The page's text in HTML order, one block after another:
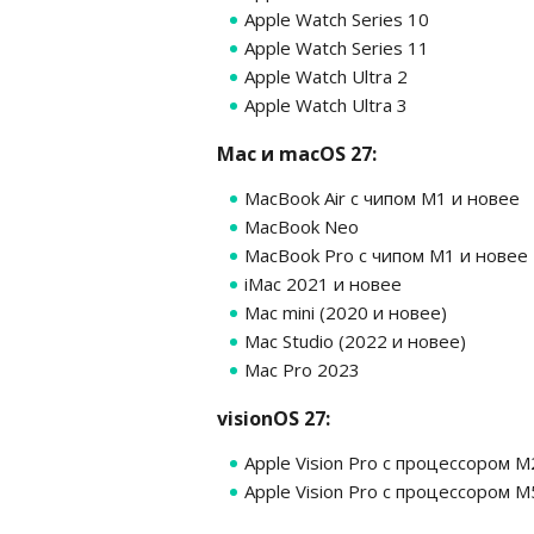
Apple Watch Series 10
Apple Watch Series 11
Apple Watch Ultra 2
Apple Watch Ultra 3
Mac и macOS 27:
MacBook Air с чипом М1 и новее
MacBook Neo
MacBook Pro с чипом М1 и новее
iMac 2021 и новее
Mac mini (2020 и новее)
Mac Studio (2022 и новее)
Mac Pro 2023
visionOS 27:
Apple Vision Pro с процессором
Apple Vision Pro с процессором